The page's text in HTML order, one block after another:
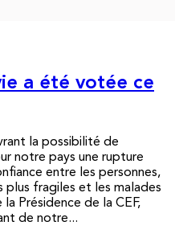
a été votée ce
la possibilité de
notre pays une rupture
entre les personnes,
fragiles et les malades
Présidence de la CEF,
de notre...